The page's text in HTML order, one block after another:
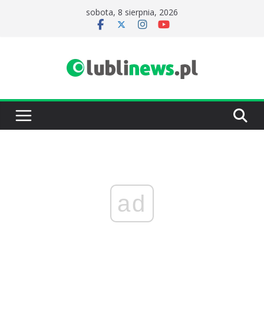
sobota, 8 sierpnia, 2026
ad